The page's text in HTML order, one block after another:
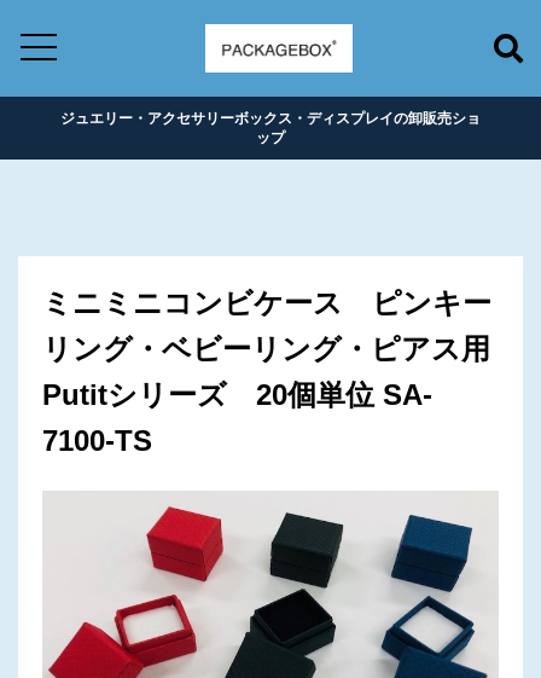
ジュエリー・アクセサリーボックス・ディスプレイの卸販売ショ
ップ
ミニミニコンビケース ピンキー
リング・ベビーリング・ピアス用
Putitシリーズ 20個単位 SA-
7100-TS